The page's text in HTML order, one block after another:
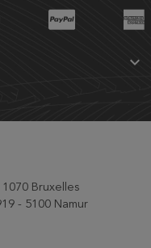

Bruxelles
- 5100 Namur